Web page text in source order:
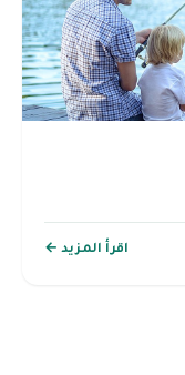
اقرأ المزيد ←